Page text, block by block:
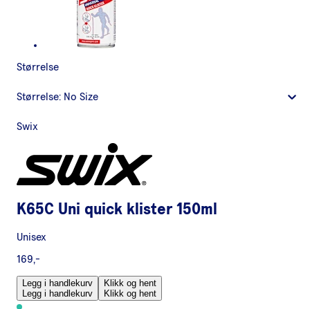
Størrelse
Størrelse: No Size
Swix
K65C Uni quick klister 150ml
Unisex
169,-
Legg i handlekurv
Legg i handlekurv
Klikk og hent
Klikk og hent